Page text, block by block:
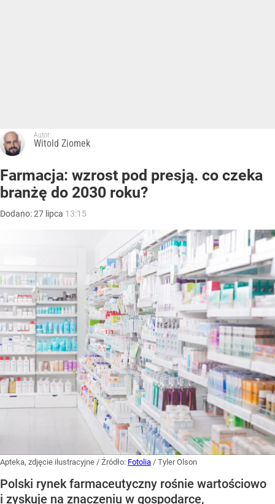
Autor:
Witold Ziomek
Farmacja: wzrost pod presją. co czeka
branżę do 2030 roku?
Dodano:27 lipca 13:15
Apteka, zdjęcie ilustracyjne / Źródło: Fotolia / Tyler Olson
Polski rynek farmaceutyczny rośnie wartościowo
i zyskuje na znaczeniu w gospodarce,